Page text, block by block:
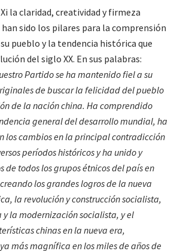
la claridad, creatividad y firmeza
han sido los pilares para la comprensión
pueblo y la tendencia histórica que
del siglo XX. En sus palabras:
Partido se ha mantenido fiel a su
de buscar la felicidad del pueblo
de la nación china. Ha comprendido
general del desarrollo mundial, ha
los cambios en la principal contradicción
períodos históricos y ha unido y
de todos los grupos étnicos del país en
los grandes logros de la nueva
la revolución y construcción socialista,
la modernización socialista, y el
chinas en la nueva era,
más magnífica en los miles de años de